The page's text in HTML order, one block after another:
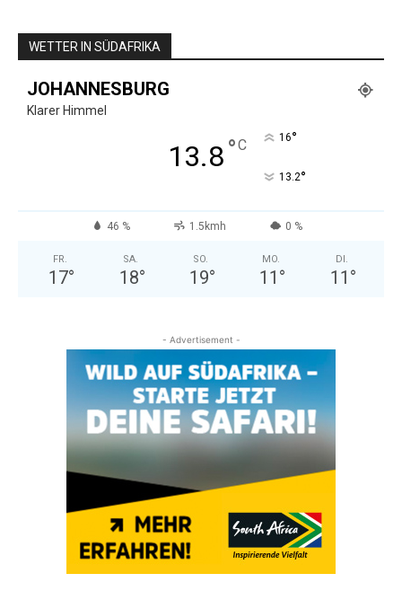
WETTER IN SÜDAFRIKA
JOHANNESBURG
Klarer Himmel
13.8°C 16°
13.2°
46 % 1.5kmh 0 %
FR.
17°
SA.
18°
SO.
19°
MO.
11 °
DI.
11 °
- Advertisement -